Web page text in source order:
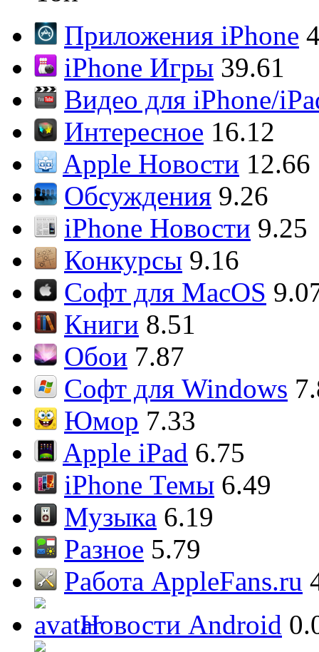
Приложения iPhone
iPhone Игры 39.61
Видео для iPhone/
Интересное 16.12
Apple Новости 12.66
Обсуждения 9.26
iPhone Новости 9.25
Конкурсы 9.16
Софт для MacOS
Книги 8.51
Обои 7.87
Софт для Windows
Юмор 7.33
Apple iPad 6.75
iPhone Темы 6.49
Музыка 6.19
Разное 5.79
Работа AppleFans.ru
Новости Android